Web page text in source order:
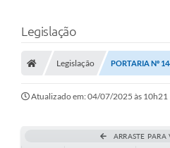
A Prefeitura
Município
Turismo
Transparência
Legislação
Legislação PORTARIA Nº
Atualizado em: 04/07/2025 às 10h21
ARRASTE PARA